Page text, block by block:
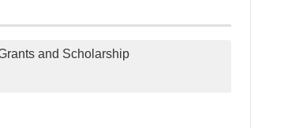
and Scholarship